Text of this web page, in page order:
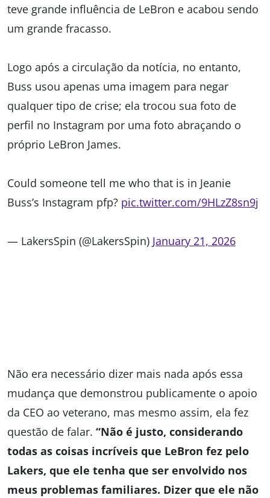
teve grande influência de LeBron e acabou sendo
um grande fracasso.
Logo após a circulação da notícia, no entanto,
Buss usou apenas uma imagem para negar
qualquer tipo de crise; ela trocou sua foto de
perfil no Instagram por uma foto abraçando o
próprio LeBron James.
Could someone tell me who that is in Jeanie
Buss’s Instagram pfp? pic.twitter.com/9HLzZ8sn9j
— LakersSpin (@LakersSpin) January 21, 2026
Não era necessário dizer mais nada após essa
mudança que demonstrou publicamente o apoio
da CEO ao veterano, mas mesmo assim, ela fez
questão de falar. “Não é justo, considerando
todas as coisas incríveis que LeBron fez pelo
Lakers, que ele tenha que ser envolvido nos
meus problemas familiares. Dizer que ele não